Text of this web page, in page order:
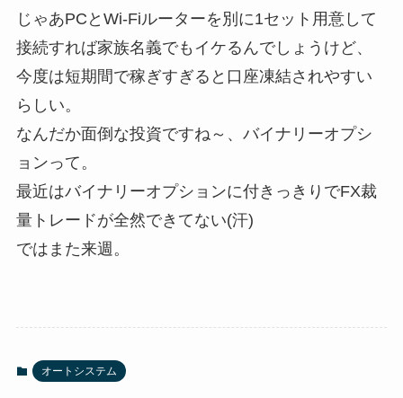
じゃあPCとWi-Fiルーターを別に1セット用意して
接続すれば家族名義でもイケるんでしょうけど、
今度は短期間で稼ぎすぎると口座凍結されやすい
らしい。
なんだか面倒な投資ですね～、バイナリーオプシ
ョンって。
最近はバイナリーオプションに付きっきりでFX裁
量トレードが全然できてない(汗)
ではまた来週。
オートシステム